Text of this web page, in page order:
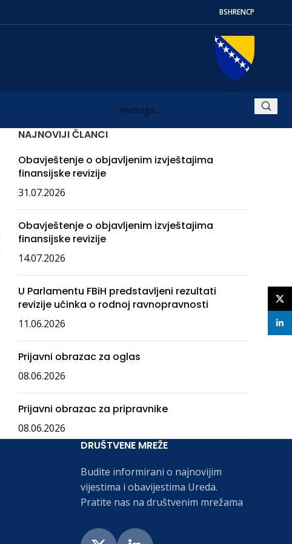
BSHRENСР
NAJNOVIJI ČLANCI
Obavještenje o objavljenim izvještajima
finansijske revizije
31.07.2026
Obavještenje o objavljenim izvještajima
finansijske revizije
14.07.2026
U Parlamentu FBiH predstavljeni rezultati
revizije učinka o rodnoj ravnopravnosti
11.06.2026
Prijavni obrazac za oglas
08.06.2026
Prijavni obrazac za pripravnike
08.06.2026
DRUŠTVENE MREŽE
Budite informirani o najnovijim
vijestima i obavijestima Ureda.
Pratite nas na društvenim mrežama